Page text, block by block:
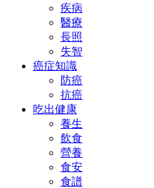
疾病
醫療
長照
失智
癌症知識
防癌
抗癌
吃出健康
養生
飲食
營養
食安
食譜